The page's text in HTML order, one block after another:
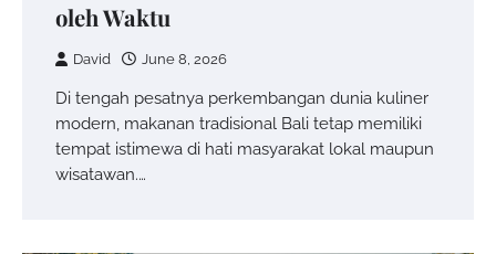
oleh Waktu
David June 8, 2026
Di tengah pesatnya perkembangan dunia kuliner
modern, makanan tradisional Bali tetap memiliki
tempat istimewa di hati masyarakat lokal maupun
wisatawan.…